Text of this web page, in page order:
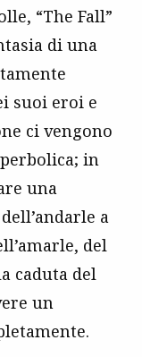
“The Fall”
di una
suoi eroi e
ci vengono
in
una
a
del
caduta del
un